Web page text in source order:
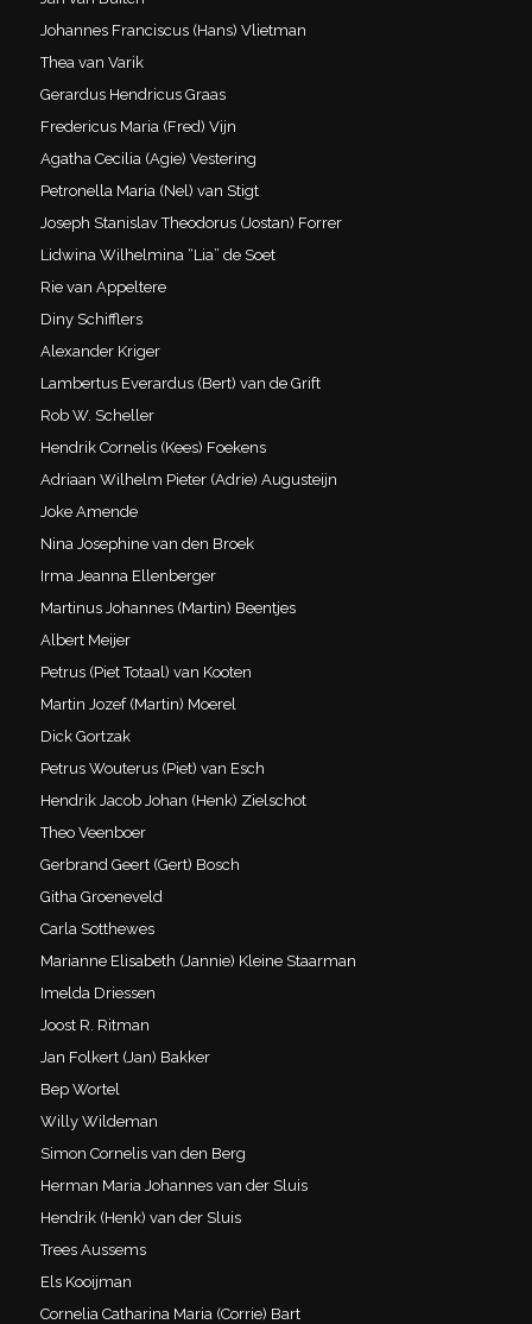
Johannes Franciscus (Hans) Vlietman
Thea van Varik
Gerardus Hendricus Graas
Fredericus Maria (Fred) Vijn
Agatha Cecilia (Agie) Vestering
Petronella Maria (Nel) van Stigt
Joseph Stanislav Theodorus (Jostan) Forrer
Lidwina Wilhelmina “Lia” de Soet
Rie van Appeltere
Diny Schifflers
Alexander Kriger
Lambertus Everardus (Bert) van de Grift
Rob W. Scheller
Hendrik Cornelis (Kees) Foekens
Adriaan Wilhelm Pieter (Adrie) Augusteijn
Joke Amende
Nina Josephine van den Broek
Irma Jeanna Ellenberger
Martinus Johannes (Martin) Beentjes
Albert Meijer
Petrus (Piet Totaal) van Kooten
Martin Jozef (Martin) Moerel
Dick Gortzak
Petrus Wouterus (Piet) van Esch
Hendrik Jacob Johan (Henk) Zielschot
Theo Veenboer
Gerbrand Geert (Gert) Bosch
Githa Groeneveld
Carla Sotthewes
Marianne Elisabeth (Jannie) Kleine Staarman
Imelda Driessen
Joost R. Ritman
Jan Folkert (Jan) Bakker
Bep Wortel
Willy Wildeman
Simon Cornelis van den Berg
Herman Maria Johannes van der Sluis
Hendrik (Henk) van der Sluis
Trees Aussems
Els Kooijman
Cornelia Catharina Maria (Corrie) Bart